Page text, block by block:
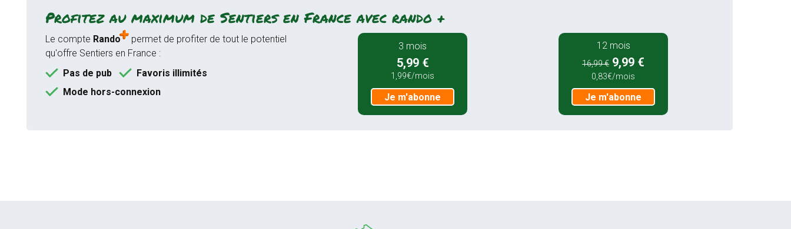
Profitez au maximum de Sentiers en France avec rando +
Le compte Rando
permet de profiter de tout le potentiel
qu'offre Sentiers en France :
Pas de pub
Favoris illimités
Mode hors-connexion
3 mois
5,99 €
1,99€/mois
Je m'abonne
12 mois
16,99 € 9,99 €
0,83€/mois
Je m'abonne